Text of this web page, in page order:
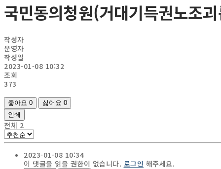
국민동의청원(거대기득권노조
작성자
운영자
작성일
2023-01-08 10:32
조회
373
좋아요 0 싫어요 0
인쇄
전체 2
2023-01-08 10:34
이 댓글을 읽을 권한이 없습니다. 로그인 해주세요.